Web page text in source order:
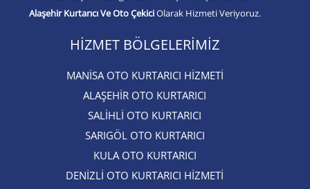
Alaşehir Kurtarıcı Ve Oto ÇekiciOlarak Hizmeti Veriyoruz.
HIZMET BÖLGELERIMIZ
MANİSA OTO KURTARICI HİZMETİ
ALAŞEHİR OTO KURTARICI​
SALİHLİ OTO KURTARICI​
SARIGÖL OTO KURTARICI​
KULA OTO KURTARICI​
DENİZLİ OTO KURTARICI HİZMETİ